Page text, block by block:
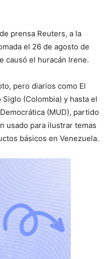
prensa Reuters, a la
el 26 de agosto de
causó el huracán Irene.
pero diarios como El
(Colombia) y hasta el
(MUD), partido
usado para ilustrar temas
básicos en Venezuela.